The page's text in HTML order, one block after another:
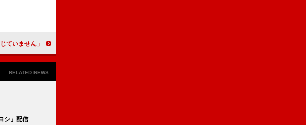
れを信じていません」
RELATED NEWS
シ」配信